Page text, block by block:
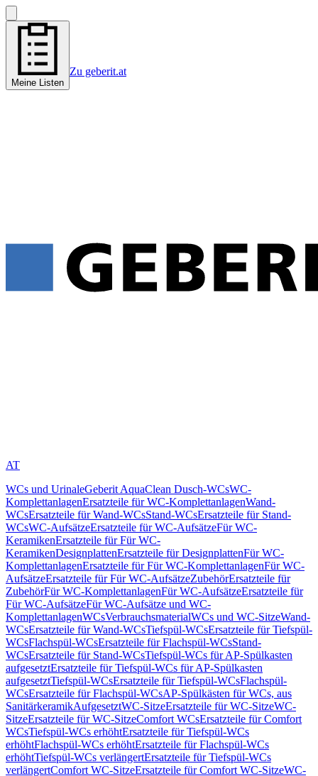
Meine Listen
Zu geberit.at
AT
WCs und UrinaleGeberit AquaClean Dusch-WCsWC-
KomplettanlagenErsatzteile für WC-KomplettanlagenWand-
WCsErsatzteile für Wand-WCsStand-WCsErsatzteile für Stand-
WCsWC-AufsätzeErsatzteile für WC-AufsätzeFür WC-
KeramikenErsatzteile für Für WC-
KeramikenDesignplattenErsatzteile für DesignplattenFür WC-
KomplettanlagenErsatzteile für Für WC-KomplettanlagenFür WC-
AufsätzeErsatzteile für Für WC-AufsätzeZubehörErsatzteile für
ZubehörFür WC-KomplettanlagenFür WC-AufsätzeErsatzteile für
Für WC-AufsätzeFür WC-Aufsätze und WC-
KomplettanlagenWCsVerbrauchsmaterialWCs und WC-SitzeWand-
WCsErsatzteile für Wand-WCsTiefspül-WCsErsatzteile für Tiefspül-
WCsFlachspül-WCsErsatzteile für Flachspül-WCsStand-
WCsErsatzteile für Stand-WCsTiefspül-WCs für AP-Spülkasten
aufgesetztErsatzteile für Tiefspül-WCs für AP-Spülkasten
aufgesetztTiefspül-WCsErsatzteile für Tiefspül-WCsFlachspül-
WCsErsatzteile für Flachspül-WCsAP-Spülkästen für WCs, aus
SanitärkeramikAufgesetztWC-SitzeErsatzteile für WC-SitzeWC-
SitzeErsatzteile für WC-SitzeComfort WCsErsatzteile für Comfort
WCsTiefspül-WCs erhöhtErsatzteile für Tiefspül-WCs
erhöhtFlachspül-WCs erhöhtErsatzteile für Flachspül-WCs
erhöhtTiefspül-WCs verlängertErsatzteile für Tiefspül-WCs
verlängertComfort WC-SitzeErsatzteile für Comfort WC-SitzeWC-